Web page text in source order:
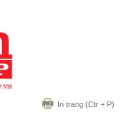
In trang (Ctr + P)